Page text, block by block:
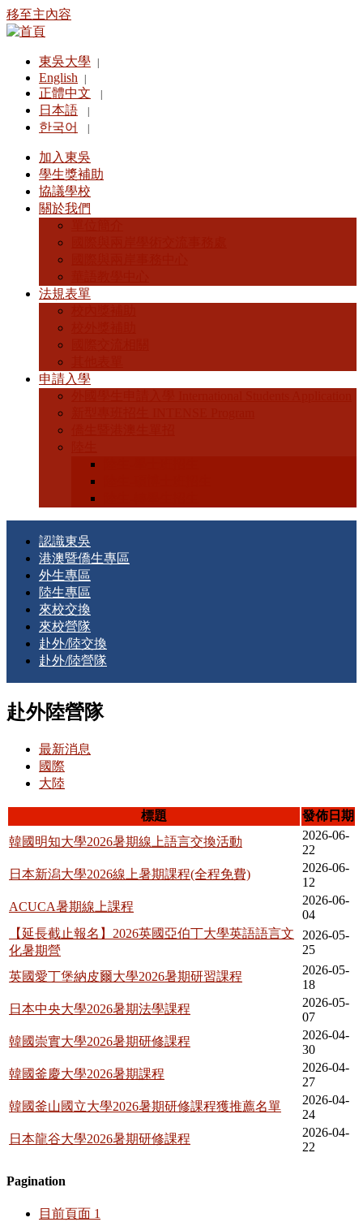
移至主內容
東吳大學
English
正體中文
日本語
한국어
加入東吳
學生獎補助
協議學校
關於我們
法規表單
申請入學
認識東吳
港澳暨僑生專區
外生專區
陸生專區
來校交換
來校營隊
赴外/陸交換
赴外/陸營隊
赴外陸營隊
最新消息
國際
大陸
標題
發佈日期
韓國明知大學2026暑期線上語言交換活動
2026-06-
22
日本新潟大學2026線上暑期課程(全程免費)
2026-06-
12
ACUCA暑期線上課程
2026-06-
04
【延長截止報名】2026英國亞伯丁大學英語語言文
化暑期營
2026-05-
25
英國愛丁堡納皮爾大學2026暑期研習課程
2026-05-
18
日本中央大學2026暑期法學課程
2026-05-
07
韓國崇實大學2026暑期研修課程
2026-04-
30
韓國釜慶大學2026暑期課程
2026-04-
27
韓國釜山國立大學2026暑期研修課程獲推薦名單
2026-04-
24
日本龍谷大學2026暑期研修課程
2026-04-
22
Pagination
目前頁面 1